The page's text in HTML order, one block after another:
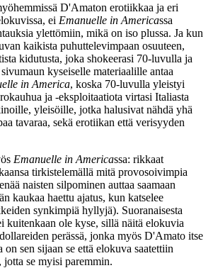
D'Amaton erotiikkaa ja eri
ei Emanuelle in Americassa
ylettömiin, mikä on iso plussa. Ja kun
kaikista puhuttelevimpaan osuuteen,
kidutusta, joka shokeerasi 70‑luvulla ja
kyseiselle materiaalille antaa
in America, koska 70‑luvulla yleistyi
ja ‑eksploitaatiota virtasi Italiasta
yleisöille, jotka halusivat nähdä yhä
tavaraa, sekä erotiikan että verisyyden
Emanuelle in Americassa: rikkaat
tirkistelemällä mitä provosoivimpia
naisten silpominen auttaa saamaan
kaukaa haettu ajatus, kun katselee
synkimpiä hyllyjä). Suoranaisesta
kuitenkaan ole kyse, sillä näitä elokuvia
perässä, jonka myös D'Amato itse
on sen sijaan se että elokuva saatettiin
jotta se myisi paremmin.